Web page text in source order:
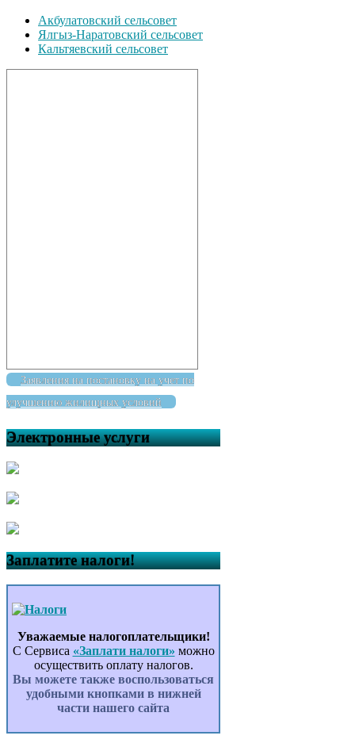
Акбулатовский сельсовет
Ялгыз-Наратовский сельсовет
Кальтяевский сельсовет
Заявления на постановку на учет по
улучшению жилищных условий
Электронные услуги
Заплатите налоги!
Уважаемые налогоплательщики!
С Сервиса «Заплати налоги» можно
осуществить оплату налогов.
Вы можете также воспользоваться
удобными кнопками в нижней
части нашего сайта